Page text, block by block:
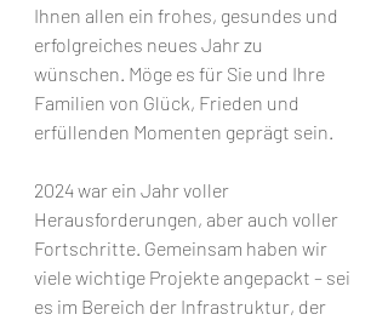
Ihnen allen ein frohes, gesundes und
erfolgreiches neues Jahr zu
wünschen. Möge es für Sie und Ihre
Familien von Glück, Frieden und
erfüllenden Momenten geprägt sein.
2024 war ein Jahr voller
Herausforderungen, aber auch voller
Fortschritte. Gemeinsam haben wir
viele wichtige Projekte angepackt – sei
es im Bereich der Infrastruktur, der